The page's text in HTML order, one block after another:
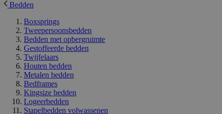
Bedden
Boxsprings
Tweepersoonsbedden
Bedden met opbergruimte
Gestoffeerde bedden
Twijfelaars
Houten bedden
Metalen bedden
Bedframes
Kingsize bedden
Logeerbedden
Stapelbedden volwassenen